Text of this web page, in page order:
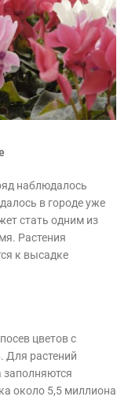
наблюдалось
в городе уже
стать одним из
Растения
к высадке
цветов с
растений
заполняются
около 5,5 миллиона